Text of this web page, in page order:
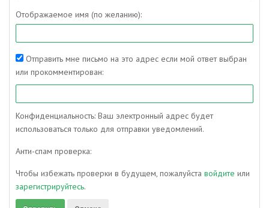
Отображаемое имя (по желанию):
Отправить мне письмо на это адрес если мой ответ выбран
или прокомментирован:
Конфиденциальность: Ваш электронный адрес будет
использоваться только для отправки уведомлений.
Анти-спам проверка:
Чтобы избежать проверки в будущем, пожалуйста войдите или
зарегистрируйтесь.